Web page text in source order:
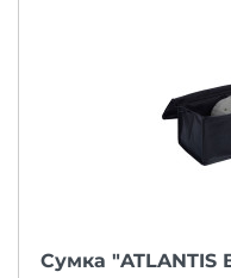
Сумка "ATLANTIS